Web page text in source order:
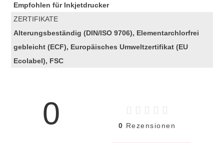
Empfohlen für Inkjetdrucker
ZERTIFIKATE
Alterungsbeständig (DIN/ISO 9706), Elementarchlorfrei
gebleicht (ECF), Europäisches Umweltzertifikat (EU
Ecolabel), FSC
0 0 Rezensionen